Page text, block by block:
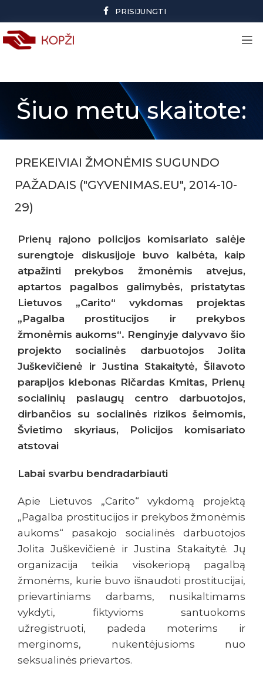
PRISIJUNGTI
Šiuo metu skaitote:
PREKEIVIAI ŽMONĖMIS SUGUNDO
PAŽADAIS ("GYVENIMAS.EU", 2014-10-
29)
Prienų rajono policijos komisariato salėje
surengtoje diskusijoje buvo kalbėta, kaip
atpažinti prekybos žmonėmis atvejus,
aptartos pagalbos galimybės, pristatytas
Lietuvos „Carito“ vykdomas projektas
„Pagalba prostitucijos ir prekybos
žmonėmis aukoms“. Renginyje dalyvavo šio
projekto socialinės darbuotojos Jolita
Juškevičienė ir Justina Stakaitytė, Šilavoto
parapijos klebonas Ričardas Kmitas, Prienų
socialinių paslaugų centro darbuotojos,
dirbančios su socialinės rizikos šeimomis,
Švietimo skyriaus, Policijos komisariato
atstovai
Labai svarbu bendradarbiauti
Apie Lietuvos „Carito“ vykdomą projektą
„Pagalba prostitucijos ir prekybos žmonėmis
aukoms“ pasakojo socialinės darbuotojos
Jolita Juškevičienė ir Justina Stakaitytė. Jų
organizacija teikia visokeriopą pagalbą
žmonėms, kurie buvo išnaudoti prostitucijai,
prievartiniams darbams, nusikaltimams
vykdyti, fiktyvioms santuokoms
užregistruoti, padeda moterims ir
merginoms, nukentėjusioms nuo
seksualinės prievartos.